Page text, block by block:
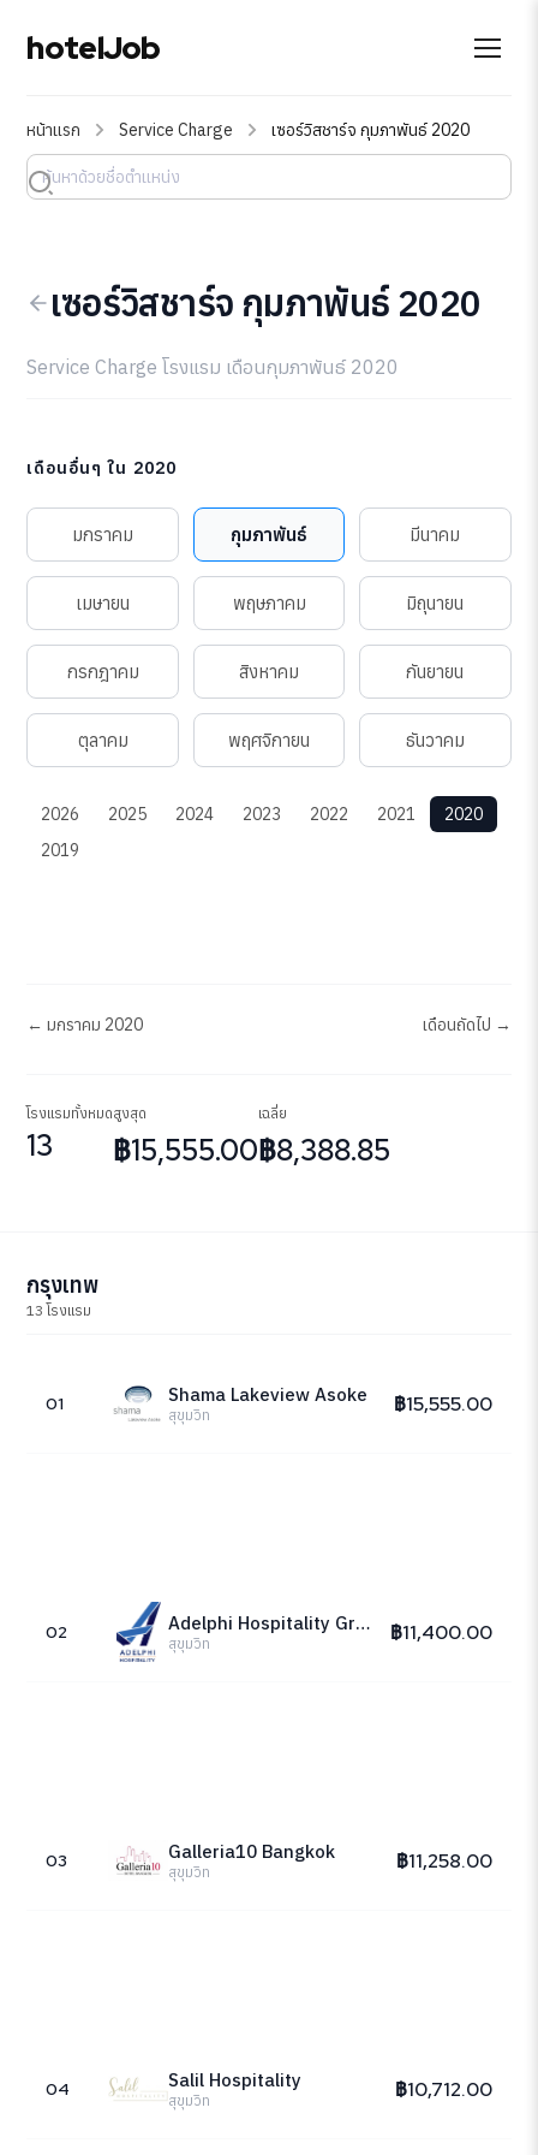
hotelJob
หน้าแรก Service Charge เซอร์วิสชาร์จ กุมภาพันธ์ 2020
เซอร์วิสชาร์จ กุมภาพันธ์ 2020
Service Charge โรงแรม เดือนกุมภาพันธ์ 2020
เดือนอื่นๆ ใน 2020
มกราคม กุมภาพันธ์ มีนาคม
เมษายน พฤษภาคม มิถุนายน
กรกฎาคม สิงหาคม กันยายน
ตุลาคม พฤศจิกายน ธันวาคม
2026 2025 2024 2023 2022 2021
2020
2019
← มกราคม 2020 เดือนถัดไป →
โรงแรมทั้งหมด
13
สูงสุด
฿15,555.00
เฉลี่ย
฿8,388.85
กรุงเทพ
13 โรงแรม
01 Shama Lakeview Asoke
สุขุมวิท ฿15,555.00
02 Adelphi Hospitality Group
สุขุมวิท ฿11,400.00
03 Galleria10 Bangkok
สุขุมวิท ฿11,258.00
04 Salil Hospitality
สุขุมวิท ฿10,712.00